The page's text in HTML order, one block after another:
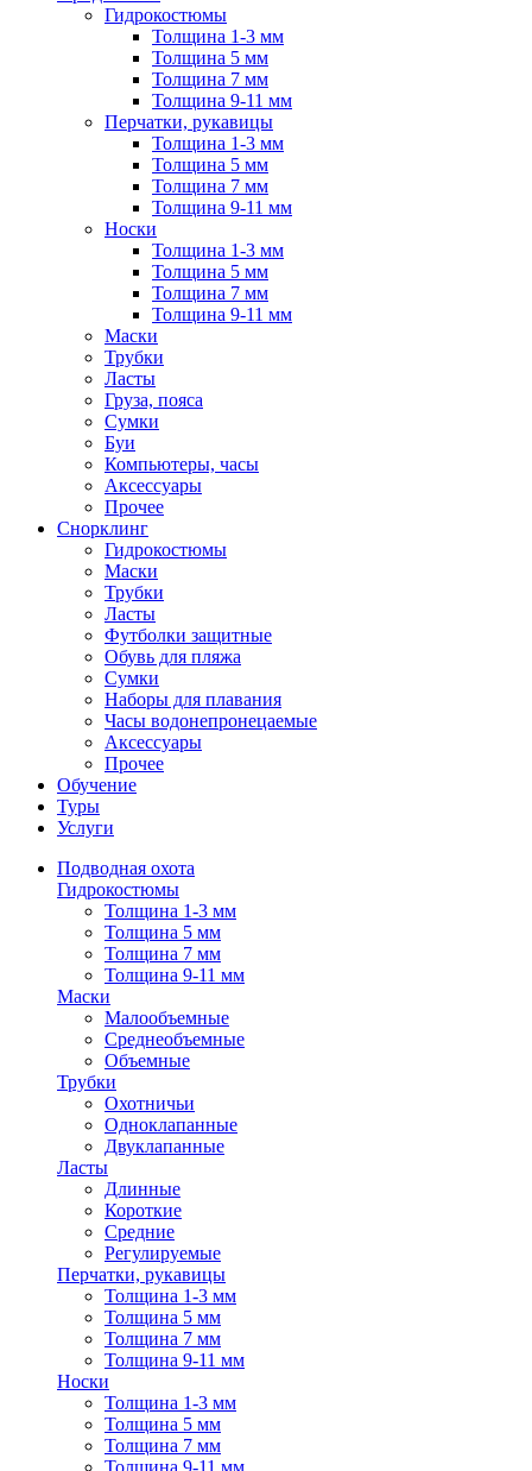
Гидрокостюмы
Толщина 1-3 мм
Толщина 5 мм
Толщина 7 мм
Толщина 9-11 мм
Перчатки, рукавицы
Толщина 1-3 мм
Толщина 5 мм
Толщина 7 мм
Толщина 9-11 мм
Носки
Толщина 1-3 мм
Толщина 5 мм
Толщина 7 мм
Толщина 9-11 мм
Маски
Трубки
Ласты
Груза, пояса
Сумки
Буи
Компьютеры, часы
Аксессуары
Прочее
Снорклинг
Гидрокостюмы
Маски
Трубки
Ласты
Футболки защитные
Обувь для пляжа
Сумки
Наборы для плавания
Часы водонепронецаемые
Аксессуары
Прочее
Обучение
Туры
Услуги
Подводная охота
Гидрокостюмы
Толщина 1-3 мм
Толщина 5 мм
Толщина 7 мм
Толщина 9-11 мм
Маски
Малообъемные
Среднеобъемные
Объемные
Трубки
Охотничьи
Одноклапанные
Двуклапанные
Ласты
Длинные
Короткие
Средние
Регулируемые
Перчатки, рукавицы
Толщина 1-3 мм
Толщина 5 мм
Толщина 7 мм
Толщина 9-11 мм
Носки
Толщина 1-3 мм
Толщина 5 мм
Толщина 7 мм
Толщина 9-11 мм